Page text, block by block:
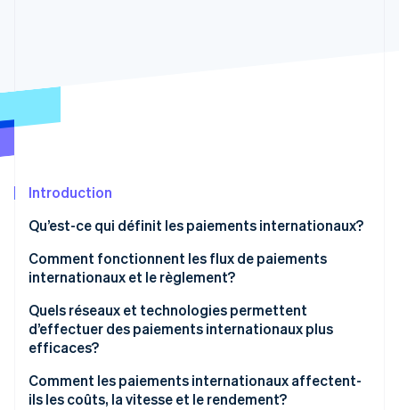
Vérification de l'identité
Stripe Sessions 2026
l’IA.
Regarder
Introduction
Qu’est-ce qui définit les paiements internationaux?
Comment fonctionnent les flux de paiements
internationaux et le règlement?
Quels réseaux et technologies permettent
d’effectuer des paiements internationaux plus
efficaces?
Comment les paiements internationaux affectent-
ils les coûts, la vitesse et le rendement?